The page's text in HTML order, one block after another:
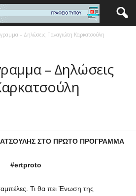
– Δηλώσεις Παναγιώτη Καρκατσούλη
– Δηλώσεις
ΣΤΟ ΠΡΩΤO ΠΡΟΓΡΑΜΜΑ
#ertproto
Τι θα πει Ένωση της